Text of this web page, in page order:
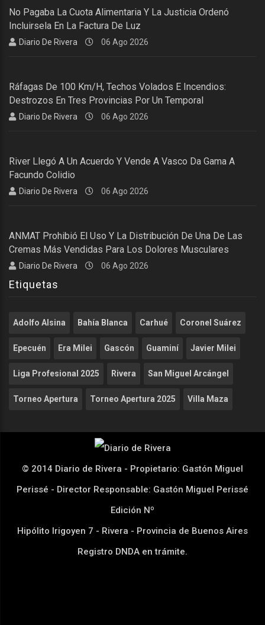
No Pagaba La Cuota Alimentaria Y La Justicia Ordenó
Incluirsela En La Factura De Luz
Diario De Rivera 06 Ago 2026
Ráfagas De 100 Km/h, Techos Volados E Incendios:
Destrozos En Tres Provincias Por Un Temporal
Diario De Rivera 06 Ago 2026
River Llegó A Un Acuerdo Y Vende A Vasco Da Gama A
Facundo Colidio
Diario De Rivera 06 Ago 2026
ANMAT Prohibió El Uso Y La Distribución De Una De Las
Cremas Más Vendidas Para Los Dolores Musculares
Diario De Rivera 06 Ago 2026
Etiquetas
Adolfo Alsina Bahía Blanca Carhué Coronel Suárez
Epecuén Era Milei Gascón Guaminí Javier Milei
Liga Profesional 2025 Rivera San Miguel Arcángel
Torneo Apertura Torneo Apertura 2025 Villa Maza
© 2014 Diario de Rivera - Propietario: Gastón Miguel
Perissé - Director Responsable: Gastón Miguel Perissé
Edición Nº
Hipólito Irigoyen 7 - Rivera - Provincia de Buenos Aires
Registro DNDA en trámite.